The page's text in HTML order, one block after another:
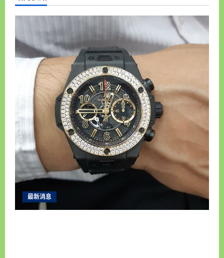
門
店,
當
舖
您
不
可
不
知
的
一
家
店
機
車
借
錢
來
就
借,
汽
車
借
錢,
購
最新消息